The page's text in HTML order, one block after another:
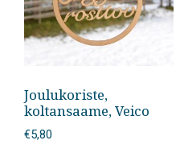
Joulukoriste,
koltansaame, Veico
€5,80